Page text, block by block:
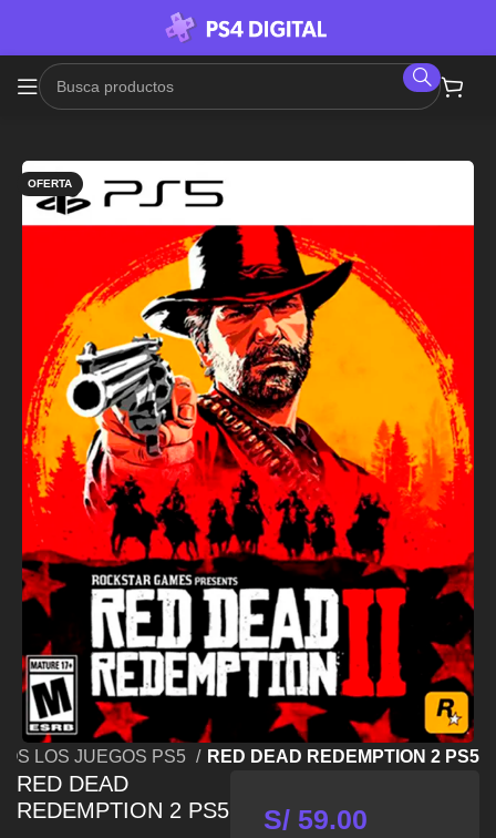
OFERTA
LOS JUEGOS PS5 RED DEAD REDEMPTION 2 PS5
RED DEAD
REDEMPTION 2 PS5
S/59.00